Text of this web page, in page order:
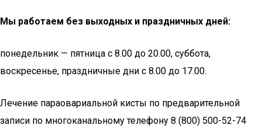
Мы работаем без выходных и праздничных дней:
понедельник — пятница с 8.00 до 20.00, суббота,
воскресенье, праздничные дни с 8.00 до 17.00.
Лечение параовариальной кисты по предварительной
записи по многоканальному телефону 8 (800) 500-52-74